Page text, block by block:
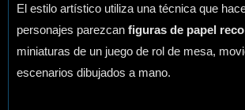
El estilo artístico utiliza una técnica que
personajes parezcan figuras de papel
miniaturas de un juego de rol de mesa,
escenarios dibujados a mano.